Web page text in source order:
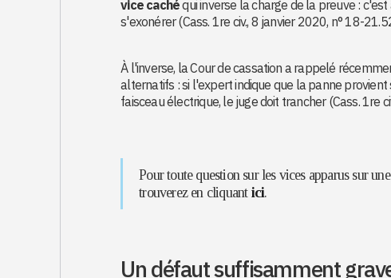
vice cachéqui inverse la charge de la preuve :
s'exonérer (Cass. 1re civ., 8 janvier 2020, n° 18-
À l'inverse, la Cour de cassation a rappelé
alternatifs : si l'expert indique que la panne
faisceau électrique, le juge doit trancher (Cass. 1re
Pour toute question sur les vices apparus sur
trouverez en cliquant ici.
Un défaut suffisamment